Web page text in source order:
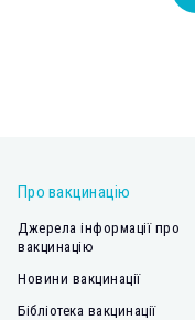
Про вакцинацію
Джерела інформації про
вакцинацію
Новини вакцинації
Бібліотека вакцинації